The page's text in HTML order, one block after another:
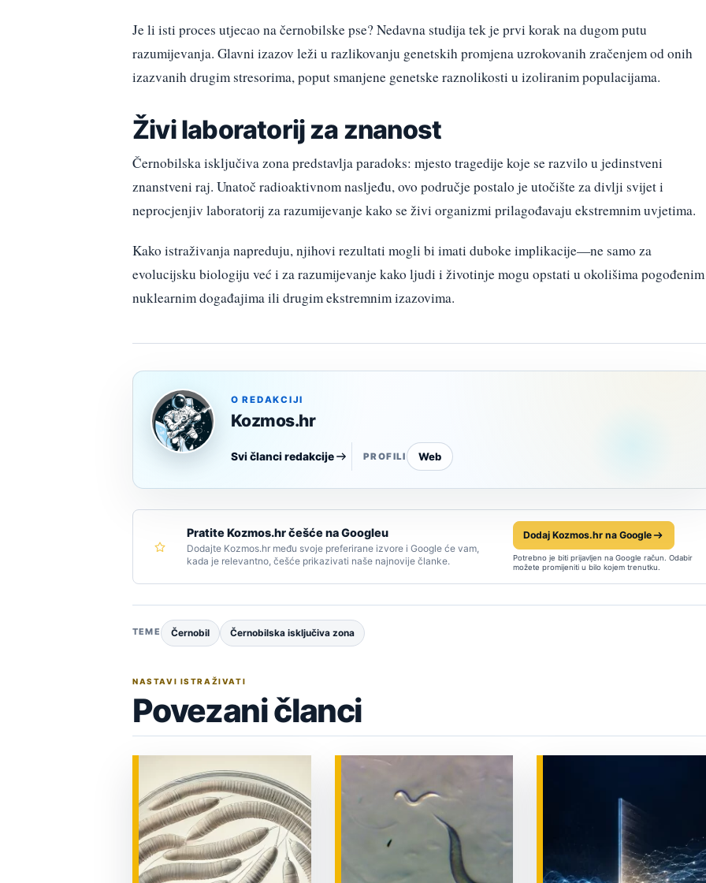
Je li isti proces utjecao na černobilske pse? Nedavna studija tek je prvi korak na dugom putu
razumijevanja. Glavni izazov leži u razlikovanju genetskih promjena uzrokovanih zračenjem od onih
izazvanih drugim stresorima, poput smanjene genetske raznolikosti u izoliranim populacijama.
Živi laboratorij za znanost
Černobilska isključiva zona predstavlja paradoks: mjesto tragedije koje se razvilo u jedinstveni
znanstveni raj. Unatoč radioaktivnom nasljeđu, ovo područje postalo je utočište za divlji svijet i
neprocjenjiv laboratorij za razumijevanje kako se živi organizmi prilagođavaju ekstremnim uvjetima.
Kako istraživanja napreduju, njihovi rezultati mogli bi imati duboke implikacije—ne samo za
evolucijsku biologiju već i za razumijevanje kako ljudi i životinje mogu opstati u okolišima pogođenim
nuklearnim događajima ili drugim ekstremnim izazovima.
O REDAKCIJI
Kozmos.hr
Svi članci redakcije PROFILI Web
Pratite Kozmos.hr češće na Googleu
Dodajte Kozmos.hr među svoje preferirane izvore i Google će vam,
kada je relevantno, češće prikazivati naše najnovije članke.
Dodaj Kozmos.hr na Google
Potrebno je biti prijavljen na Google račun. Odabir
možete promijeniti u bilo kojem trenutku.
TEME Černobil Černobilska isključiva zona
NASTAVI ISTRAŽIVATI
Povezani članci